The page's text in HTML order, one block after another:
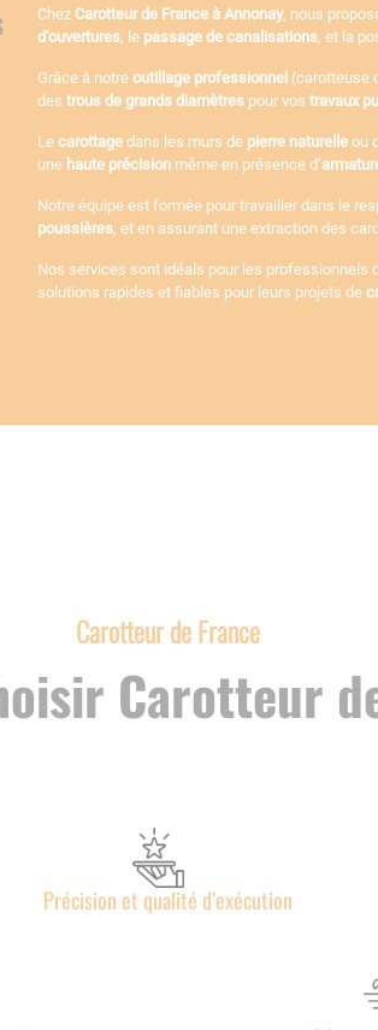
Chez Carotteur de France à Annonay, nous
d’ouvertures, le passage de canalisations, et la
Grâce à notre outillage professionnel(carotteuse
des trous de grands diamètrespour vos travaux
Le carottagedans les murs de pierre naturelleou
une haute précisionmême en présence d’
Notre équipe est formée pour travailler dans le
poussières, et en assurant une extraction des
Nos services sont idéals pour les professionnels
solutions rapides et fiables pour leurs projets de
Carotteur de France
Carotteur
Précision et qualité d’exécution